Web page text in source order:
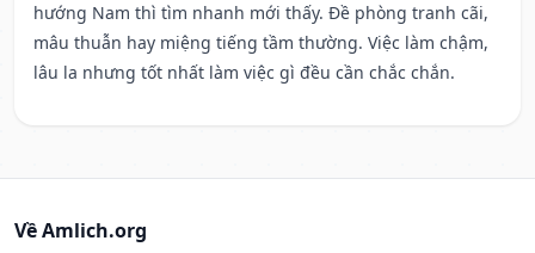
hướng Nam thì tìm nhanh mới thấy. Đề phòng tranh cãi,
mâu thuẫn hay miệng tiếng tầm thường. Việc làm chậm,
lâu la nhưng tốt nhất làm việc gì đều cần chắc chắn.
Về Amlich.org